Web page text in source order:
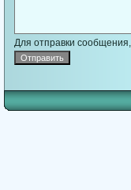
Для отправки